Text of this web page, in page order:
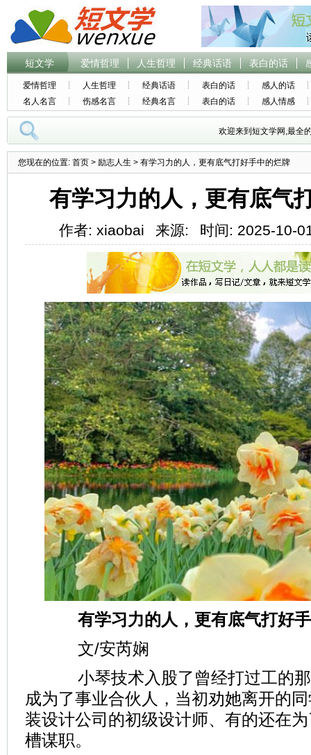
短文学 爱情哲理 人生哲理 经典话语 表白的话
爱情哲理 人生哲理 经典话语 表白的话
感人的话
名人名言
伤感名言 经典名言 表白的话 感人情感
欢迎来到短文学网,最全
您现在的位置: 首页 > 励志人生 > 有学习力的人，更有底气打好手中的烂牌
有学习力的人，更有底气
作者: xiaobai 来源: 时间: 2025-10-
有学习力的人，更有底气打好
文/安芮娴
小琴技术入股了曾经打过工的那
成为了事业合伙人，当初劝她离开的
装设计公司的初级设计师、有的还在
槽谋职。